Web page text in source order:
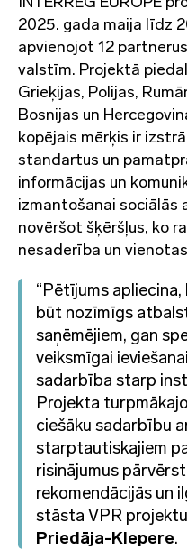
2025. gada maija līdz
apvienojot 12
valstīm. Projektā
Grieķijas, Polijas,
Bosnijas un
kopējais mērķis ir
standartus un
informācijas un
izmantošanai sociālās
novēršot šķēršļus, ko
nesaderība un
“Pētījums
būt nozīmīgs
saņēmējiem, gan
veiksmīgai
sadarbība starp
Projekta
ciešāku sadarbību
starptautiskajiem
risinājumus
rekomendācijās un
stāsta VPR
Priedāja-Klepere.